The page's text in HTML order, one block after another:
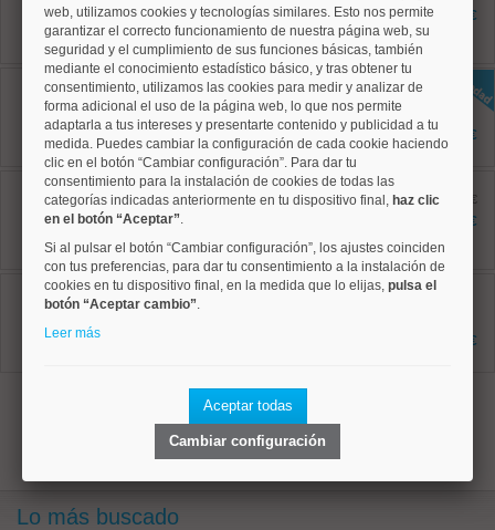
85 m²
3 dormitorios
2 baños
2.095 €
Ref: 50004825
85 m²
2 dormitorios
2 baños
3.000 €
Chamartín, Hispanoamerica
Ref: 50004678
2 baños
antes 1.950 €
1.850 €
Chamartín, El Viso
Ref: 50004758
5.775 €
Lo más buscado
web, utilizamos cookies y tecnologías similares. Esto nos permite
garantizar el correcto funcionamiento de nuestra página web, su
seguridad y el cumplimiento de sus funciones básicas, también
mediante el conocimiento estadístico básico, y tras obtener tu
consentimiento, utilizamos las cookies para medir y analizar de
forma adicional el uso de la página web, lo que nos permite
adaptarla a tus intereses y presentarte contenido y publicidad a tu
medida. Puedes cambiar la configuración de cada cookie haciendo
clic en el botón “Cambiar configuración”. Para dar tu
consentimiento para la instalación de cookies de todas las
categorías indicadas anteriormente en tu dispositivo final, haz clic
en el botón “Aceptar”.
Si al pulsar el botón “Cambiar configuración”, los ajustes coinciden
con tus preferencias, para dar tu consentimiento a la instalación de
cookies en tu dispositivo final, en la medida que lo elijas, pulsa el
botón “Aceptar cambio”.
Leer más
Aceptar todas
Cambiar configuración